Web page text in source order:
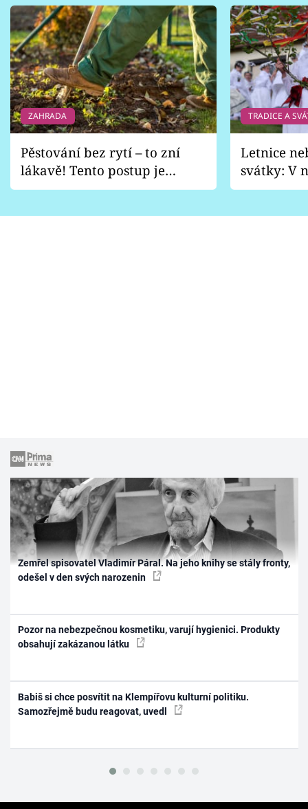
ZAHRADA
Pěstování bez rytí – to zní
lákavě! Tento postup je
vhodný jen pro některé
TRADICE A
Letnice
svátky: V
pondělí
Zemřel spisovatel Vladimír Páral. Na jeho knihy se stály fronty,
odešel v den svých narozenin
Pozor na nebezpečnou kosmetiku, varují hygienici. Produkty
obsahují zakázanou látku
Babiš si chce posvítit na Klempířovu kulturní politiku.
Samozřejmě budu reagovat, uvedl